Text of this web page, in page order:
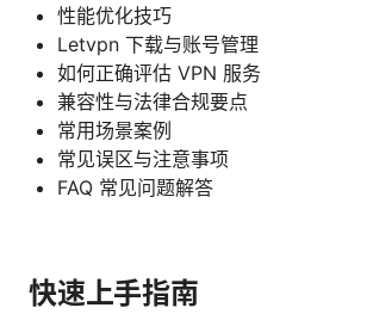
性能优化技巧
Letvpn 下载与账号管理
如何正确评估 VPN 服务
兼容性与法律合规要点
常用场景案例
常见误区与注意事项
FAQ 常见问题解答
快速上手指南